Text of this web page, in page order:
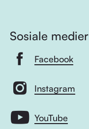
Sosiale medier
Facebook
Instagram
YouTube